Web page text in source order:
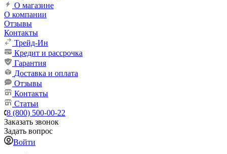
О магазине
О компании
Отзывы
Контакты
Трейд-Ин
Кредит и рассрочка
Гарантия
Доставка и оплата
Отзывы
Контакты
Статьи
8 (800) 500-00-22
Заказать звонок
Задать вопрос
Войти